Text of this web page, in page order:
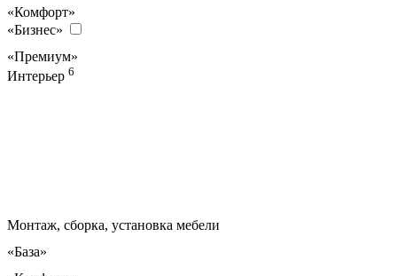
«Комфорт»
«Бизнес»
«Премиум»
Интерьер 6
Монтаж, сборка, установка мебели
«База»